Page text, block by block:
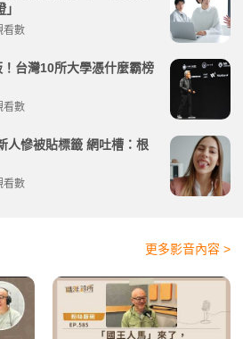
看數
台灣10所大學憑什麼霸榜
看數
人慘被貼標籤 網吐槽：根
看數
更多影音內容 >